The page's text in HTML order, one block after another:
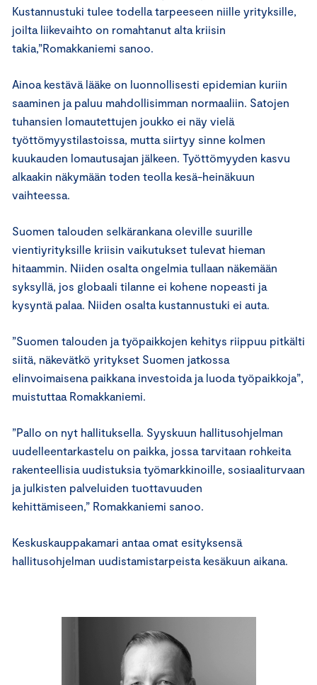
Kustannustuki tulee todella tarpeeseen niille yrityksille,
joilta liikevaihto on romahtanut alta kriisin
takia,”Romakkaniemi sanoo.
Ainoa kestävä lääke on luonnollisesti epidemian kuriin
saaminen ja paluu mahdollisimman normaaliin. Satojen
tuhansien lomautettujen joukko ei näy vielä
työttömyystilastoissa, mutta siirtyy sinne kolmen
kuukauden lomautusajan jälkeen. Työttömyyden kasvu
alkaakin näkymään toden teolla kesä-heinäkuun
vaihteessa.
Suomen talouden selkärankana oleville suurille
vientiyrityksille kriisin vaikutukset tulevat hieman
hitaammin. Niiden osalta ongelmia tullaan näkemään
syksyllä, jos globaali tilanne ei kohene nopeasti ja
kysyntä palaa. Niiden osalta kustannustuki ei auta.
”Suomen talouden ja työpaikkojen kehitys riippuu pitkälti
siitä, näkevätkö yritykset Suomen jatkossa
elinvoimaisena paikkana investoida ja luoda työpaikkoja”,
muistuttaa Romakkaniemi.
”Pallo on nyt hallituksella. Syyskuun hallitusohjelman
uudelleentarkastelu on paikka, jossa tarvitaan rohkeita
rakenteellisia uudistuksia työmarkkinoille, sosiaaliturvaan
ja julkisten palveluiden tuottavuuden
kehittämiseen,” Romakkaniemi sanoo.
Keskuskauppakamari antaa omat esityksensä
hallitusohjelman uudistamistarpeista kesäkuun aikana.